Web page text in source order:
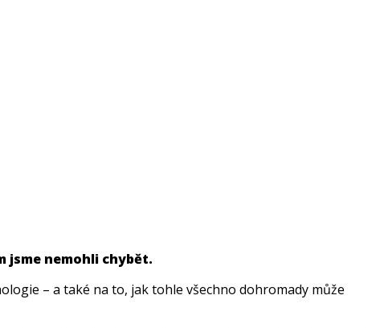
jsme nemohli chybět.
– a také na to, jak tohle všechno dohromady může